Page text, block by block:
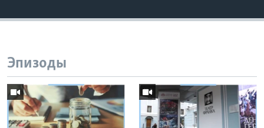
Эпизоды